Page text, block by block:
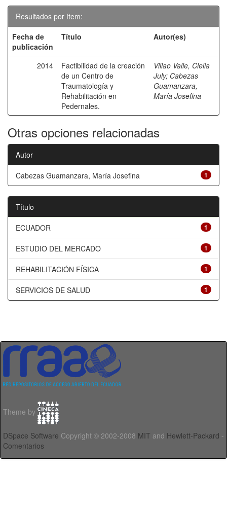
Resultados por ítem:
Fecha de
publicación
Título Autor(es)
2014
Factibilidad de la creación
de un Centro de
Traumatología y
Rehabilitación en
Pedernales.
Villao Valle, Clelia
July; Cabezas
Guamanzara,
María Josefina
Otras opciones relacionadas
Autor
1
Cabezas Guamanzara, María Josefina
Título
1
ECUADOR
1
ESTUDIO DEL MERCADO
1
REHABILITACIÓN FÍSICA
1
SERVICIOS DE SALUD
Theme by
DSpace Software Copyright © 2002-2008 MIT and Hewlett-Packard -
Comentarios